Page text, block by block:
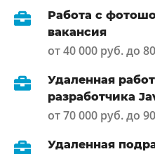
Работа с
вакансия
от 40 000 руб. до
Удаленная
разработчика
от 70 000 руб. до
Удаленная